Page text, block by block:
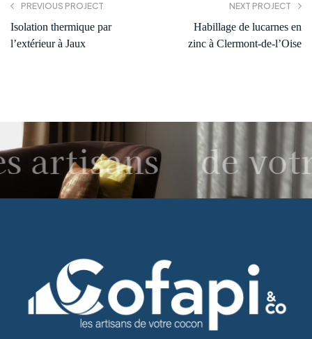
PREVIOUS PROJECT
Isolation thermique par
l’extérieur à Jaux
NEXT PROJECT
Habillage de lucarnes en
zinc à Clermont-de-l’Oise
artisans de